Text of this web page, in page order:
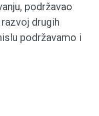
podržavao
drugih
podržavamo i